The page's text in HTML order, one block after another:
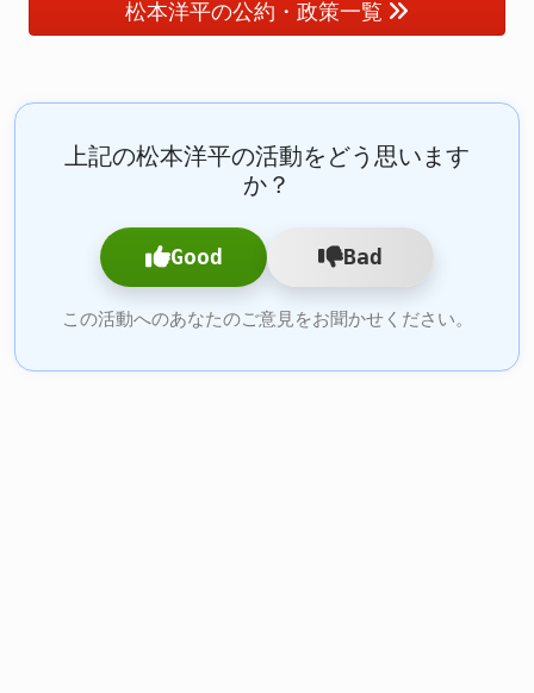
松本洋平の公約・政策一覧
上記の松本洋平の活動をどう思います
か？
Good Bad
この活動へのあなたのご意見をお聞かせください。